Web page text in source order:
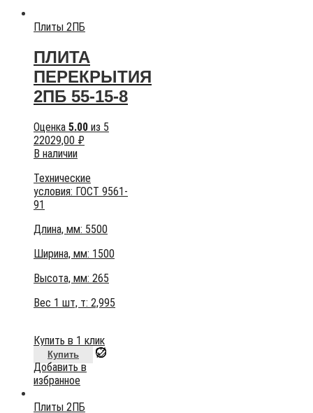
Плиты 2ПБ
ПЛИТА
ПЕРЕКРЫТИЯ
2ПБ 55-15-8
Оценка 5.00 из 5
22029,00 ₽
В наличии
Технические
условия: ГОСТ 9561-
91
Длина, мм: 5500
Ширина, мм: 1500
Высота, мм: 265
Вес 1 шт, т: 2,995
Купить в 1 клик
Купить
Добавить в
избранное
Плиты 2ПБ